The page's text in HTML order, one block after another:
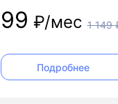
99 ₽/мес 1 149
Подробнее